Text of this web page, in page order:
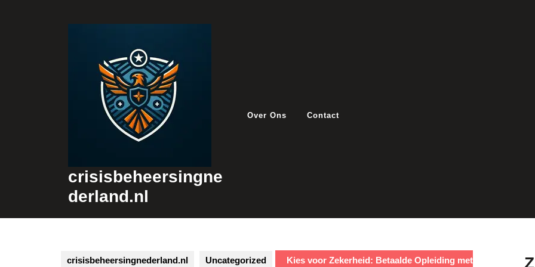
crisisbeheersingne
derland.nl
Over Ons Contact
crisisbeheersingnederland.nl Uncategorized Kies voor Zekerheid: Betaalde Opleiding met